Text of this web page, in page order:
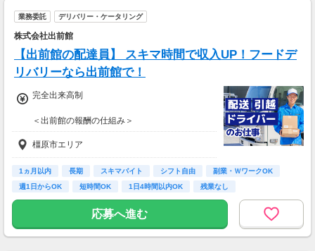
業務委託 デリバリー・ケータリング
株式会社出前館
【出前館の配達員】 スキマ時間で収入UP！フードデ
リバリーなら出前館で！
完全出来高制
＜出前館の報酬の仕組み＞
基本報酬 ＋ ブースト
※ブーストとは配達距離、曜日や時間帯、天候
などを考慮して上乗せされる報酬の名称です。
【報酬例】
■月報酬：約28,000円
■配達日数：11日
橿原市エリア
1ヵ月以内 長期 スキマバイト シフト自由
副業・ＷワークOK
週1日からOK
短時間OK 1日4時間以内OK 残業なし
応募へ進む